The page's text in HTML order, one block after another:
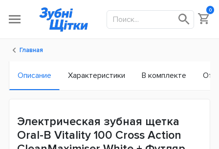
0
Главная
Описание Характеристики В комплекте
Электрическая зубная щетка
Oral-B Vitality 100 Cross Action